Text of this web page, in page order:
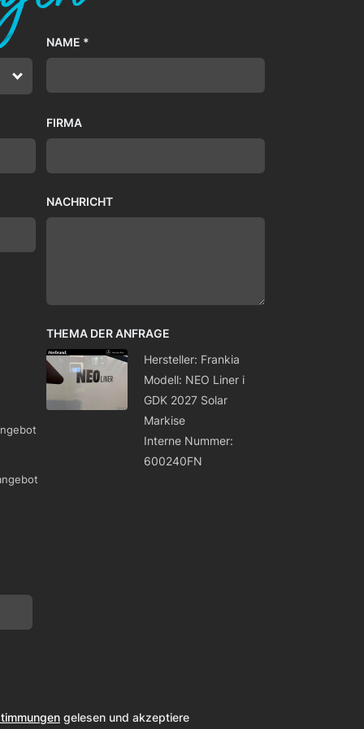
NAME *
FIRMA
NACHRICHT
THEMA DER ANFRAGE
Hersteller: Frankia
Modell: NEO Liner i
GDK 2027 Solar
Markise
Interne Nummer:
600240FN
gelesen und akzeptiere